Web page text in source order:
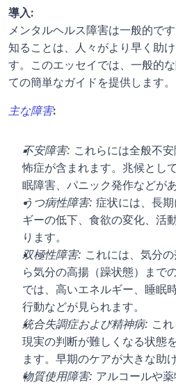
導入:
メンタルヘルス障害は一般的で
知ることは、人々がより早く助
す。このエッセイでは、一般的
ての簡単なガイドを提供します。
主な障害:
不安障害: これらには全般不
怖症が含まれます。兆候とし
眠障害、パニック発作などがあ
うつ病性障害: 症状には、長
ギーの低下、食欲の変化、活
ります。
双極性障害: これには、気分
ら気分の高揚（躁状態）まで
では、高いエネルギー、睡眠
行動などが見られます。
統合失調症および精神病: こ
現実の判断が難しくなる状態
ます。早期のケアが大きな助
物質使用障害: アルコールや